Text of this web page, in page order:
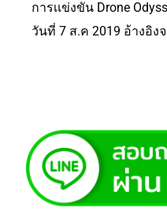
การเเข่งขัน Drone
วันที่ 7 ส.ค 2019 อ้างอิง